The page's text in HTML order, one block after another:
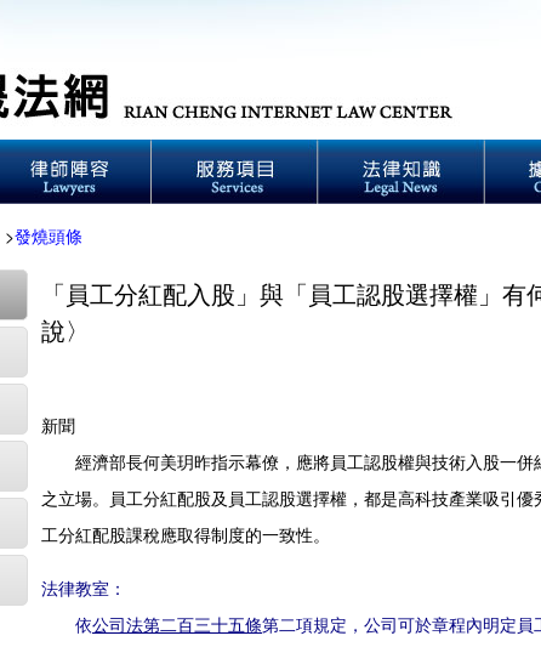
>發燒頭條
「員工分紅配入股」與「員工認股選擇權」
說〉
新聞
經濟部長何美玥昨指示幕僚，應將員工認股權與技術入股一併
之立場。員工分紅配股及員工認股選擇權，都是高科技產業吸引
工分紅配股課稅應取得制度的一致性。
法律教室：
依公司法第二百三十五條第二項規定，公司可於章程內明定